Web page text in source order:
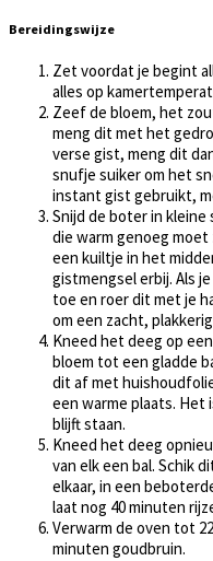
Bereidingswijze
Zet voordat je begint
alles op
Zeef de bloem, het
meng dit met het
verse gist, meng dit
snufje suiker om het
instant gist gebruikt,
Snijd de boter in kleine
die warm genoeg
een kuiltje in het
gistmengsel erbij. Als
toe en roer dit met je
om een zacht,
Kneed het deeg op
bloem tot een gladde
dit af met
een warme plaats. Het
blijft staan.
Kneed het deeg
van elk een bal. Schik
elkaar, in een
laat nog 40 minuten
Verwarm de oven tot
minuten goudbruin.